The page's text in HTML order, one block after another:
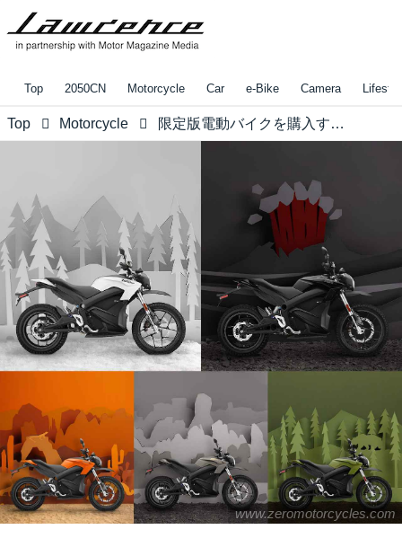
Top 2050CN Motorcycle Car e-Bike Camera
Top Motorcycle 限定版電動バイクを購入することが、アメリカの森林を守ることに!? アースデイに絡めたゼロモーターサイクルズのユニークな試み
www.zeromotorcycles.com